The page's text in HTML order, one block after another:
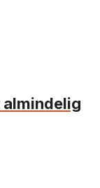
almindelig